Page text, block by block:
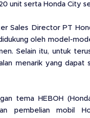
unit serta Honda City
Sales Director PT
oleh model-
Selain itu, untuk
menarik yang dapat
tema HEBOH
pembelian mobil